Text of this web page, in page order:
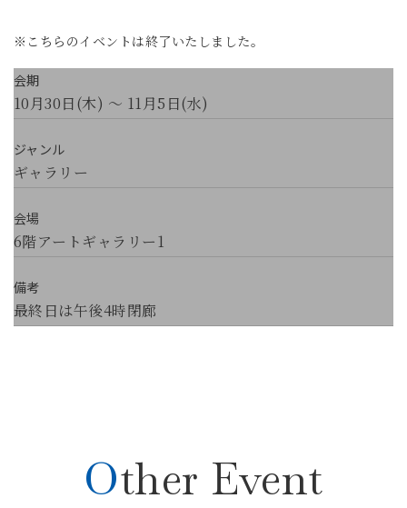
※こちらのイベントは終了いたしました。
会期
10月30日(木) ～ 11月5日(水)
ジャンル
ギャラリー
会場
6階アートギャラリー1
備考
最終日は午後4時閉廊
Other Event